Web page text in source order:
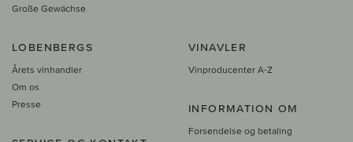
Große Gewächse
LOBENBERGS
Årets vinhandler
Om os
Presse
VINAVLER
Vinproducenter A-Z
INFORMATION OM
Forsendelse og betaling